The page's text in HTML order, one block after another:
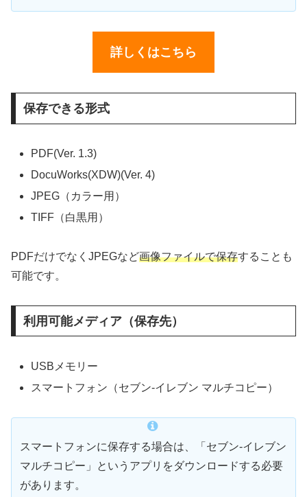
詳しくはこちら
保存できる形式
PDF(Ver. 1.3)
DocuWorks(XDW)(Ver. 4)
JPEG（カラー用）
TIFF（白黒用）
PDFだけでなくJPEGなど画像ファイルで保存することも
可能です。
利用可能メディア（保存先）
USBメモリー
スマートフォン（セブン-イレブン マルチコピー）
スマートフォンに保存する場合は、「セブン-イレブン
マルチコピー」というアプリをダウンロードする必要
があります。